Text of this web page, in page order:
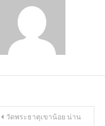
นะแนว
วัดพระธาตุเขาน้อย น่าน